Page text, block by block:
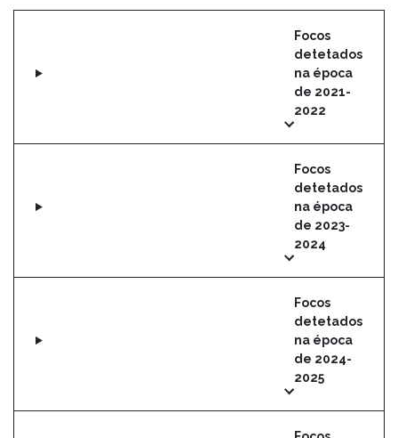
Focos
detetados
na época
de 2021-
2022
Focos
detetados
na época
de 2023-
2024
Focos
detetados
na época
de 2024-
2025